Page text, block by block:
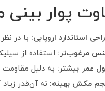
پوار
استاندارد اروپایی: با در
مرغوب‌تر: استفاده از
عمر بیشتر: به دلیل مقاومت
مکش بهینه: نه آن‌قدر